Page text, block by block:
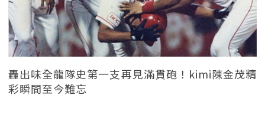
轟出味全龍隊史第一支再見滿貫砲！kimi陳金茂精
彩瞬間至今難忘